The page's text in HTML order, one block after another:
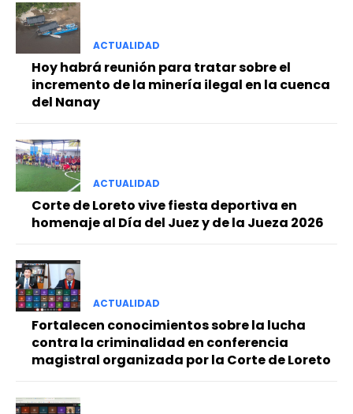
━ Planes
ACTUALIDAD
Hoy habrá reunión para tratar sobre el
incremento de la minería ilegal en la cuenca
del Nanay
ACTUALIDAD
Corte de Loreto vive fiesta deportiva en
homenaje al Día del Juez y de la Jueza 2026
ACTUALIDAD
Fortalecen conocimientos sobre la lucha
contra la criminalidad en conferencia
magistral organizada por la Corte de Loreto